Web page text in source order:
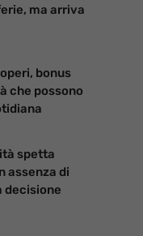
ma arriva
bonus
che possono
spetta
assenza di
decisione